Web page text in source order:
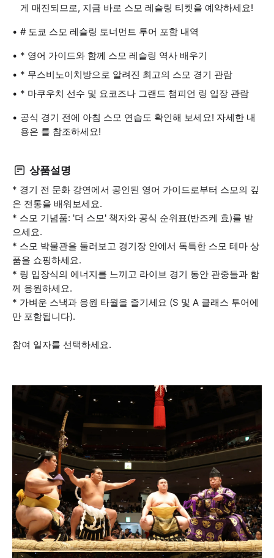
게 매진되므로, 지금 바로 스모 레슬링 티켓을 예약하세요!
# 도쿄 스모 레슬링 토너먼트 투어 포함 내역
* 영어 가이드와 함께 스모 레슬링 역사 배우기
* 무스비노이치방으로 알려진 최고의 스모 경기 관람
* 마쿠우치 선수 및 요코즈나 그랜드 챔피언 링 입장 관람
공식 경기 전에 아침 스모 연습도 확인해 보세요! 자세한 내
용은 를 참조하세요!
상품설명
* 경기 전 문화 강연에서 공인된 영어 가이드로부터 스모의 깊
은 전통을 배워보세요.
* 스모 기념품: '더 스모' 책자와 공식 순위표(반즈케 효)를 받
으세요.
* 스모 박물관을 둘러보고 경기장 안에서 독특한 스모 테마 상
품을 쇼핑하세요.
* 링 입장식의 에너지를 느끼고 라이브 경기 동안 관중들과 함
께 응원하세요.
* 가벼운 스낵과 응원 타월을 즐기세요 (S 및 A 클래스 투어에
만 포함됩니다).
참여 일자를 선택하세요.